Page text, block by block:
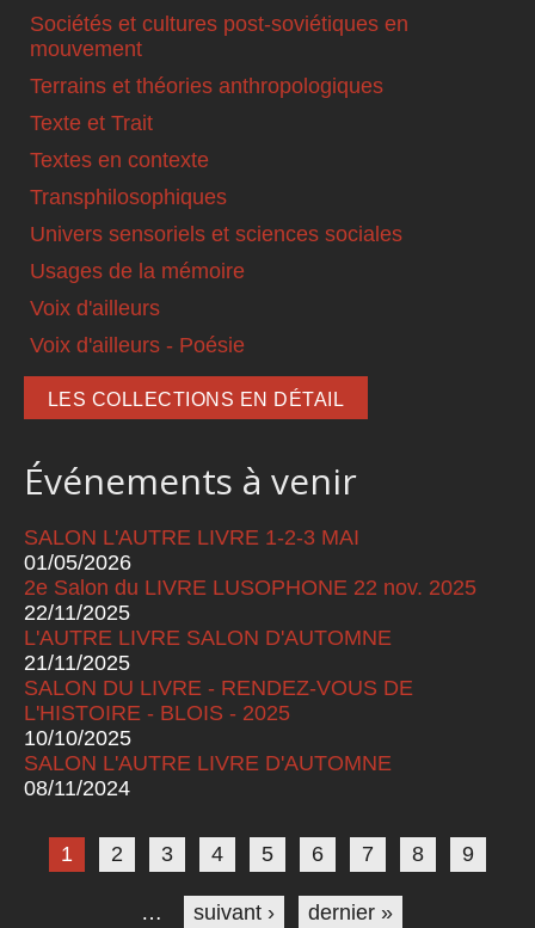
Sociétés et cultures post-soviétiques en
mouvement
Terrains et théories anthropologiques
Texte et Trait
Textes en contexte
Transphilosophiques
Univers sensoriels et sciences sociales
Usages de la mémoire
Voix d'ailleurs
Voix d'ailleurs - Poésie
LES COLLECTIONS EN DÉTAIL
Événements à venir
SALON L'AUTRE LIVRE 1-2-3 MAI
01/05/2026
2e Salon du LIVRE LUSOPHONE 22 nov. 2025
22/11/2025
L'AUTRE LIVRE SALON D'AUTOMNE
21/11/2025
SALON DU LIVRE - RENDEZ-VOUS DE
L'HISTOIRE - BLOIS - 2025
10/10/2025
SALON L'AUTRE LIVRE D'AUTOMNE
08/11/2024
Pages
1 2 3 4 5 6 7 8 9
… suivant › dernier »